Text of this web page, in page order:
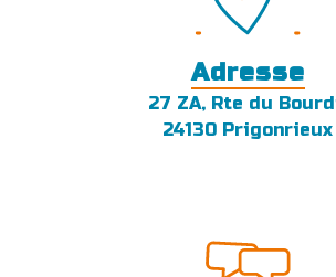
Adresse
27 ZA, Rte du
24130 Prigonrieux